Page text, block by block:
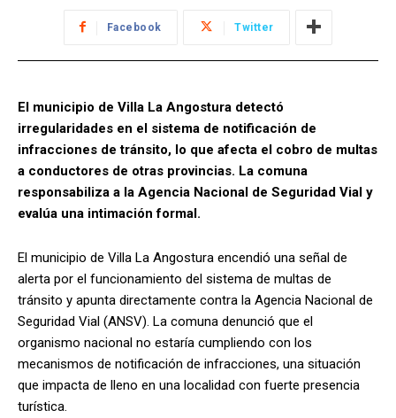
Facebook Twitter
El municipio de Villa La Angostura detectó
irregularidades en el sistema de notificación de
infracciones de tránsito, lo que afecta el cobro de multas
a conductores de otras provincias. La comuna
responsabiliza a la Agencia Nacional de Seguridad Vial y
evalúa una intimación formal.
El municipio de Villa La Angostura encendió una señal de
alerta por el funcionamiento del sistema de multas de
tránsito y apunta directamente contra la Agencia Nacional de
Seguridad Vial (ANSV). La comuna denunció que el
organismo nacional no estaría cumpliendo con los
mecanismos de notificación de infracciones, una situación
que impacta de lleno en una localidad con fuerte presencia
turística.